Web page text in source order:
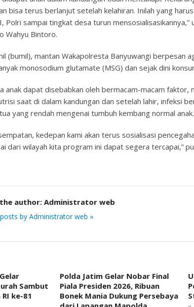
bisa terus berlanjut setelah kelahiran. Inilah yang
Polri sampai tingkat desa turun mensosialisasikannya,”
Wahyu Bintoro.
(bumil), mantan Wakapolresta Banyuwangi berpesan
monosodium glutamate (MSG) dan sejak dini
anak dapat disebabkan oleh bermacam-macam faktor,
saat di dalam kandungan dan setelah lahir, infeksi
yang rendah mengenai tumbuh kembang normal anak.
kedepan kami akan terus sosialisasi
dari wilayah kita program ini dapat segera tercapai,”
author: Administrator web
by Administrator web »
Sambut
ke-81
Polda Jatim Gelar Nobar Final
Piala Presiden 2026, Ribuan
Bonek Mania Dukung Persebaya